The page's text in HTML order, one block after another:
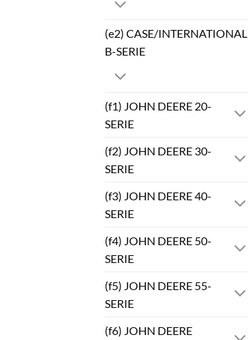
(e2) CASE/INTERNATIONAL
B-SERIE
(f1) JOHN DEERE 20-
SERIE
(f2) JOHN DEERE 30-
SERIE
(f3) JOHN DEERE 40-
SERIE
(f4) JOHN DEERE 50-
SERIE
(f5) JOHN DEERE 55-
SERIE
(f6) JOHN DEERE